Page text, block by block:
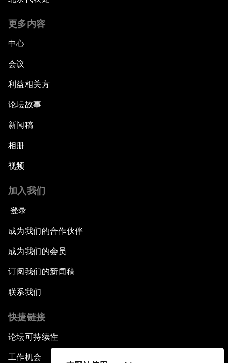
更多内容
中心
会议
利益相关方
论坛故事
新闻稿
相册
视频
加入我们
登录
成为我们的合作伙伴
成为我们的会员
订阅我们的新闻稿
联系我们
快捷链接
论坛可持续性
工作机会